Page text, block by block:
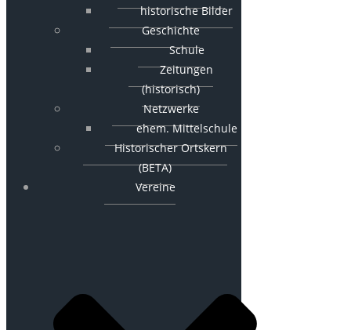
historische Bilder
Geschichte
Schule
Zeitungen
(historisch)
Netzwerke
ehem. Mittelschule
Historischer Ortskern
(BETA)
Vereine